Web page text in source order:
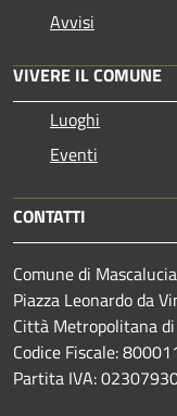
Avvisi
VIVERE IL COMUNE
Luoghi
Eventi
CONTATTI
Comune di Mascalucia
Piazza Leonardo da
Città Metropolitana
Codice Fiscale:
Partita IVA: